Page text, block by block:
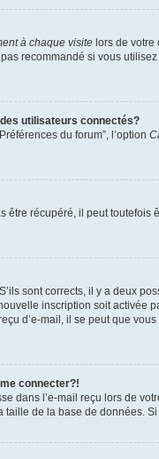
à chaque visite lors de votre
recommandé si vous
utilisateurs connectés?
du forum”, l’option
être récupéré, il peut
sont corrects, il y a deux
inscription soit activée
d’e-mail, il se peut que
connecter?!
dans l’e-mail reçu lors de
de la base de données.